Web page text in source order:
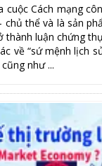
cuộc Cách mạng
chủ thể và là sản
thành luận chứng
về “sứ mệnh lịch
như ...